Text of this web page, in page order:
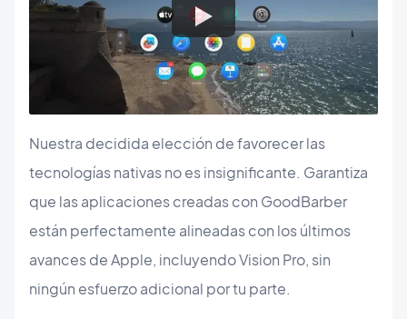
Nuestra decidida elección de favorecer las
tecnologías nativas no es insignificante. Garantiza
que las aplicaciones creadas con GoodBarber
están perfectamente alineadas con los últimos
avances de Apple, incluyendo Vision Pro, sin
ningún esfuerzo adicional por tu parte.